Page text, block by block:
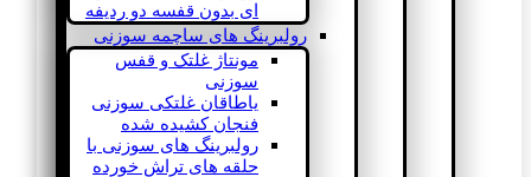
ای بدون قفسه دو ردیفه
رولبرینگ های ساچمه سوزنی
مونتاژ غلتک و قفس
سوزنی
یاطاقان غلتکی سوزنی
فنجان کشیده شده
رولبرینگ های سوزنی با
حلقه های تراش خورده